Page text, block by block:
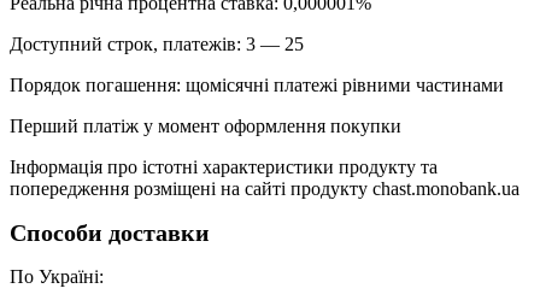
Доступний строк, платежів: 3 — 25
Порядок погашення: щомісячні платежі рівними частинами
Перший платіж у момент оформлення покупки
Інформація про істотні характеристики продукту та
попередження розміщені на сайті продукту chast.monobank.ua
Способи доставки
По Україні: